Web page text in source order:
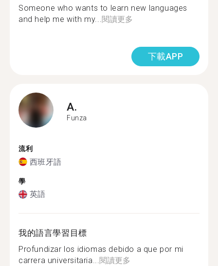
Someone who wants to learn new languages
and help me with my...閱讀更多
下載APP
A.
Funza
流利
西班牙語
學
英語
我的語言學習目標
Profundizar los idiomas debido a que por mi
carrera universitaria...閱讀更多